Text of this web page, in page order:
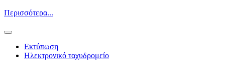
Περισσότερα...
Εκτύπωση
Ηλεκτρονικό ταχυδρομείο